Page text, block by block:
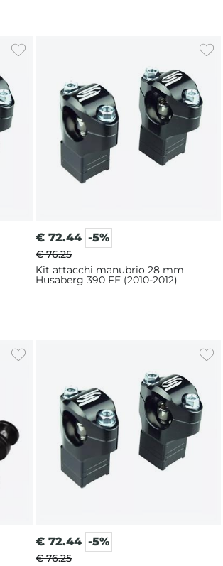
€ 72.44 -5%
€ 76.25
Kit attacchi manubrio 28 mm
Husaberg 390 FE (2010-2012)
€ 72.44 -5%
€ 76.25